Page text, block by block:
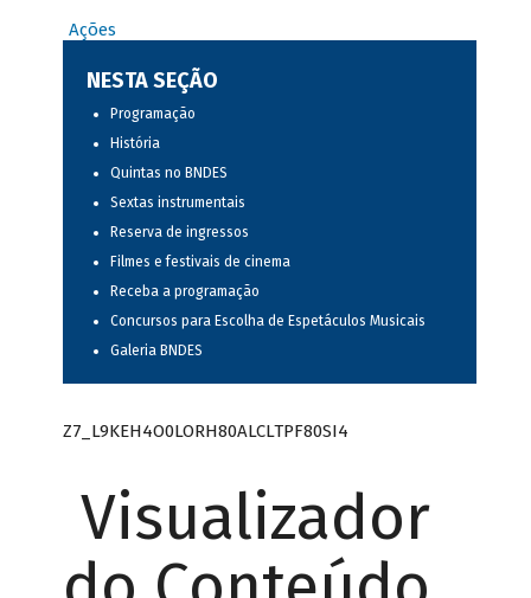
Ações
NESTA SEÇÃO
Programação
História
Quintas no BNDES
Sextas instrumentais
Reserva de ingressos
Filmes e festivais de cinema
Receba a programação
Concursos para Escolha de Espetáculos Musicais
Galeria BNDES
Z7_L9KEH4O0LORH80ALCLTPF80SI4
Visualizador